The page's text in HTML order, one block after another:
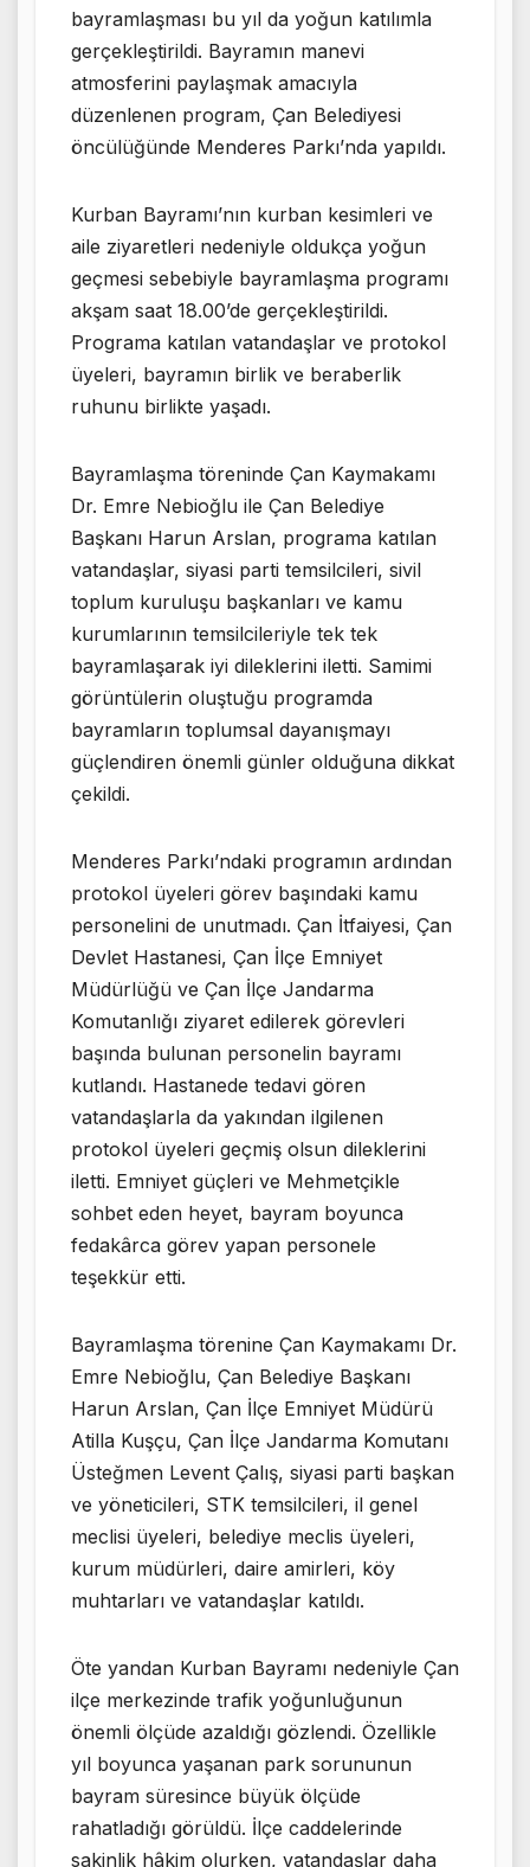
bayramlaşması bu yıl da yoğun katılımla
gerçekleştirildi. Bayramın manevi
atmosferini paylaşmak amacıyla
düzenlenen program, Çan Belediyesi
öncülüğünde Menderes Parkı’nda yapıldı.
Kurban Bayramı’nın kurban kesimleri ve
aile ziyaretleri nedeniyle oldukça yoğun
geçmesi sebebiyle bayramlaşma programı
akşam saat 18.00’de gerçekleştirildi.
Programa katılan vatandaşlar ve protokol
üyeleri, bayramın birlik ve beraberlik
ruhunu birlikte yaşadı.
Bayramlaşma töreninde Çan Kaymakamı
Dr. Emre Nebioğlu ile Çan Belediye
Başkanı Harun Arslan, programa katılan
vatandaşlar, siyasi parti temsilcileri, sivil
toplum kuruluşu başkanları ve kamu
kurumlarının temsilcileriyle tek tek
bayramlaşarak iyi dileklerini iletti. Samimi
görüntülerin oluştuğu programda
bayramların toplumsal dayanışmayı
güçlendiren önemli günler olduğuna dikkat
çekildi.
Menderes Parkı’ndaki programın ardından
protokol üyeleri görev başındaki kamu
personelini de unutmadı. Çan İtfaiyesi, Çan
Devlet Hastanesi, Çan İlçe Emniyet
Müdürlüğü ve Çan İlçe Jandarma
Komutanlığı ziyaret edilerek görevleri
başında bulunan personelin bayramı
kutlandı. Hastanede tedavi gören
vatandaşlarla da yakından ilgilenen
protokol üyeleri geçmiş olsun dileklerini
iletti. Emniyet güçleri ve Mehmetçikle
sohbet eden heyet, bayram boyunca
fedakârca görev yapan personele
teşekkür etti.
Bayramlaşma törenine Çan Kaymakamı Dr.
Emre Nebioğlu, Çan Belediye Başkanı
Harun Arslan, Çan İlçe Emniyet Müdürü
Atilla Kuşçu, Çan İlçe Jandarma Komutanı
Üsteğmen Levent Çalış, siyasi parti başkan
ve yöneticileri, STK temsilcileri, il genel
meclisi üyeleri, belediye meclis üyeleri,
kurum müdürleri, daire amirleri, köy
muhtarları ve vatandaşlar katıldı.
Öte yandan Kurban Bayramı nedeniyle Çan
ilçe merkezinde trafik yoğunluğunun
önemli ölçüde azaldığı gözlendi. Özellikle
yıl boyunca yaşanan park sorununun
bayram süresince büyük ölçüde
rahatladığı görüldü. İlçe caddelerinde
sakinlik hâkim olurken, vatandaşlar daha